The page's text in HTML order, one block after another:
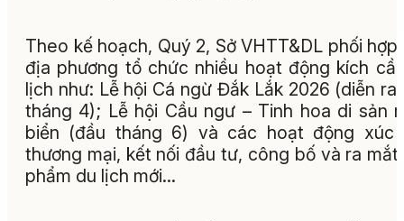
Theo kế hoạch, Quý 2, Sở VHTT&DL phối hợp
địa phương tổ chức nhiều hoạt động kích
lịch như: Lễ hội Cá ngừ Đắk Lắk 2026 (diễn ra
tháng 4); Lễ hội Cầu ngư – Tinh hoa di sản
biển (đầu tháng 6) và các hoạt động xúc
thương mại, kết nối đầu tư, công bố và ra mắt
phẩm du lịch mới...